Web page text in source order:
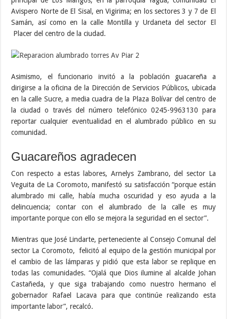
Avispero Norte de El Sisal, en Vigirima; en los sectores 3 y 7 de El
Samán, así como en la calle Montilla y Urdaneta del sector El
Placer del centro de la ciudad.
Asimismo, el funcionario invitó a la población guacareña a
dirigirse a la oficina de la Dirección de Servicios Públicos, ubicada
en la calle Sucre, a media cuadra de la Plaza Bolívar del centro de
la ciudad o través del número telefónico 0245-9963130 para
reportar cualquier eventualidad en el alumbrado público en su
comunidad.
Guacareños agradecen
Con respecto a estas labores, Arnelys Zambrano, del sector La
Veguita de La Coromoto, manifestó su satisfacción “porque están
alumbrado mi calle, había mucha oscuridad y eso ayuda a la
delincuencia; contar con el alumbrado de la calle es muy
importante porque con ello se mejora la seguridad en el sector”.
Mientras que José Lindarte, perteneciente al Consejo Comunal del
sector La Coromoto, felicitó al equipo de la gestión municipal por
el cambio de las lámparas y pidió que esta labor se replique en
todas las comunidades. “Ojalá que Dios ilumine al alcalde Johan
Castañeda, y que siga trabajando como nuestro hermano el
gobernador Rafael Lacava para que continúe realizando esta
importante labor”, recalcó.